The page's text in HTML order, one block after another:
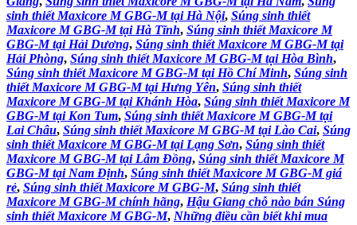
sinh thiết Maxicore M GBG-M tại Hà Nội, Súng sinh thiết
Maxicore M GBG-M tại Hà Tĩnh, Súng sinh thiết Maxicore M
GBG-M tại Hải Dương, Súng sinh thiết Maxicore M GBG-M tại
Hải Phòng, Súng sinh thiết Maxicore M GBG-M tại Hòa Bình,
Súng sinh thiết Maxicore M GBG-M tại Hồ Chí Minh, Súng sinh
thiết Maxicore M GBG-M tại Hưng Yên, Súng sinh thiết
Maxicore M GBG-M tại Khánh Hòa, Súng sinh thiết Maxicore M
GBG-M tại Kon Tum, Súng sinh thiết Maxicore M GBG-M tại
Lai Châu, Súng sinh thiết Maxicore M GBG-M tại Lào Cai, Súng
sinh thiết Maxicore M GBG-M tại Lạng Sơn, Súng sinh thiết
Maxicore M GBG-M tại Lâm Đồng, Súng sinh thiết Maxicore M
GBG-M tại Nam Định, Súng sinh thiết Maxicore M GBG-M giá
rẻ, Súng sinh thiết Maxicore M GBG-M, Súng sinh thiết
Maxicore M GBG-M chính hãng, Hậu Giang chỗ nào bán Súng
sinh thiết Maxicore M GBG-M, Những điều cần biết khi mua